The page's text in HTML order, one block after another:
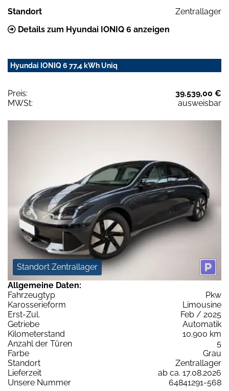
Standort
Zentrallager
Details zum Hyundai IONIQ 6 anzeigen
Hyundai IONIQ 6 77,4 kWh Uniq
Preis:
39.539,00 €
MWSt:
ausweisbar
Standort Zentrallager
Allgemeine Daten:
Fahrzeugtyp
Pkw
Karosserieform
Limousine
Erst-Zul.
Feb / 2025
Getriebe
Automatik
Kilometerstand
10.900 km
Anzahl der Türen
5
Farbe
Grau
Standort
Zentrallager
Lieferzeit
ab ca. 17.08.2026
Unsere Nummer
64841291-568